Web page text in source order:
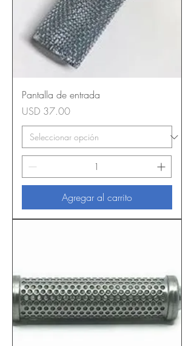
Pantalla de entrada
Precio
USD 37.00
Agregar al carrito